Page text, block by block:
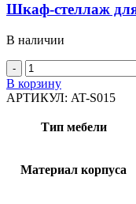
Шкаф-стеллаж
В наличии
В корзину
АРТИКУЛ: AT-S015
Тип мебели
Материал корпуса